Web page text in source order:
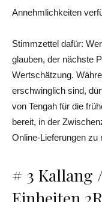
Annehmlichkeiten
Stimmzettel dafür:
glauben, der nächste
Wertschätzung.
erschwinglich sind,
von Tengah für die
bereit, in der
Online-Lieferungen zu
# 3 Kallang